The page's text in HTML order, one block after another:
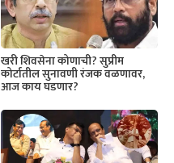
खरी शिवसेना कोणाची? सुप्रीम
कोर्टातील सुनावणी रंजक वळणावर,
आज काय घडणार?